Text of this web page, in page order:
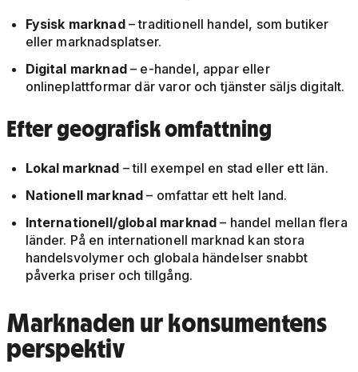
Fysisk marknad – traditionell handel, som butiker
eller marknadsplatser.
Digital marknad– e-handel, appar eller
onlineplattformar där varor och tjänster säljs digitalt.
Efter geografisk omfattning
Lokal marknad – till exempel en stad eller ett län.
Nationell marknad – omfattar ett helt land.
Internationell/global marknad – handel mellan flera
länder. På en internationell marknad kan stora
handelsvolymer och globala händelser snabbt
påverka priser och tillgång.
Marknaden ur konsumentens
perspektiv